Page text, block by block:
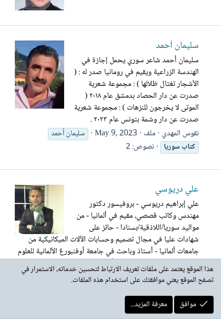
سليمان أحمد
سليمان أحمد شاعر سوري يحمل إجازة في
الهندسة الزراعية ويقيم في رومانيا صدر له : (
الأشجار تغتال ظلالها ) : مجموعة شعرية
صدرت عن دار الحصاد بدمشق عام ٢٠١٨ (
الموتى لا يخرجون للنزهات ) : مجموعة شعرية
صدرت عن دار وشمة بتونس عام ٢٠٢٣ .
نقوس المهدي ملف May 9, 2023
سليمان أحمد
كتابسوريا نصوص: 2
علي دريوسي
علي إبراهيم دريوسي - بروفيسور دكتور
مهندس وكاتب قصصي، مقيم في ألمانيا - من
مواليد سوريا/اللاذقية/بسنادا - حائز على
شهادات عليا في مجال تصميم وحسابات الآلات الميكانيكية من
جامعات ألمانيا - أستاذ وباحث في جامعة أوفنبورغ الألمانية للعلوم
التقنية - لديه اهتمامات في الشأن السياسي الاجتماعي العام، في...
نقوس المهدي ملف May 5, 2023
علي دريوسي
هذا الموقع يعتمد على ملفات تعريف الارتباط لتحسين خدماته، الاستمرار في
تصفح الموقع يعني موافقتك على استخدام هذه الملفات.
موافق
معرفة المزيد...